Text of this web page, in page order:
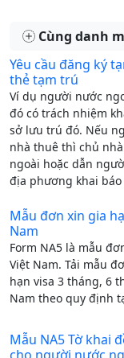
Cùng danh
Yêu cầu đăng ký
thẻ tạm trú
Ví dụ người nước
đó có trách nhiệm
sở lưu trú đó. Nếu
nhà thuê thì chủ
ngoài hoặc dẫn
địa phương khai
Mẫu đơn xin gia
Nam
Form NA5 là mẫu
Việt Nam. Tải mẫu
hạn visa 3 tháng, 6
Nam theo quy định
Mẫu NA5 Tờ khai